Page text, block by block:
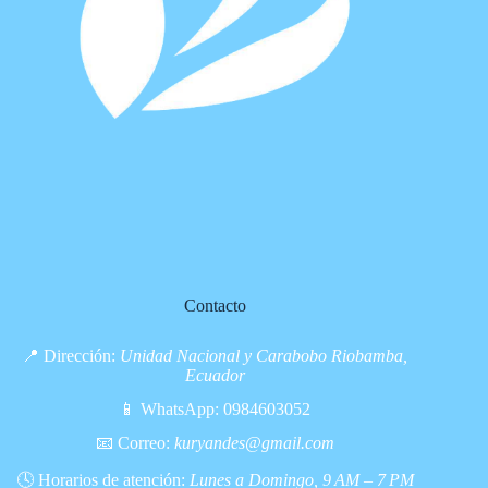
Contacto
📍 Dirección: Unidad Nacional y Carabobo Riobamba,
Ecuador
📱 WhatsApp:0984603052
📧 Correo: kuryandes@gmail.com
🕓 Horarios de atención: Lunes a Domingo, 9 AM – 7 PM